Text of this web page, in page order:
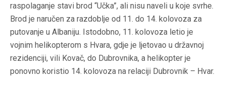
raspolaganje stavi brod “Učka”, ali nisu naveli u koje svrhe.
Brod je naručen za razdoblje od 11. do 14. kolovoza za
putovanje u Albaniju. Istodobno, 11. kolovoza letio je
vojnim helikopterom s Hvara, gdje je ljetovao u državnoj
rezidenciji, vili Kovač, do Dubrovnika, a helikopter je
ponovno koristio 14. kolovoza na relaciji Dubrovnik – Hvar.